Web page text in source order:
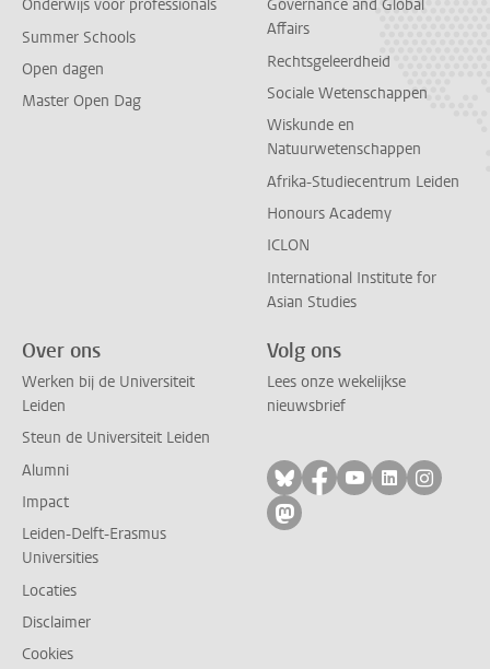
Onderwijs voor professionals
Summer Schools
Open dagen
Master Open Dag
Governance and Global
Affairs
Rechtsgeleerdheid
Sociale Wetenschappen
Wiskunde en
Natuurwetenschappen
Afrika-Studiecentrum Leiden
Honours Academy
ICLON
International Institute for
Asian Studies
Over ons
Werken bij de Universiteit
Leiden
Steun de Universiteit Leiden
Alumni
Impact
Leiden-Delft-Erasmus
Universities
Locaties
Disclaimer
Cookies
Volg ons
Lees onze wekelijkse
nieuwsbrief
Volg ons op bluesky
Volg ons op
Volg ons op
Volg ons
Volg
Volg ons op mastodon